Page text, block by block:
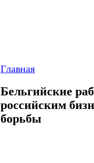
Главная
Бельгийские
российским
борьбы